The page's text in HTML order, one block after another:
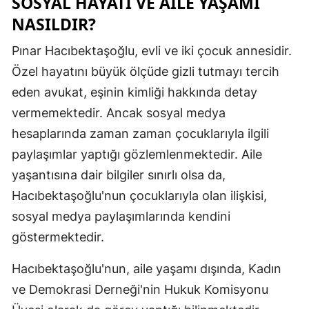
Manisa
Muğla
Muş
Nevşehir
Rize
Sakarya
NASILDIR?
Pınar Hacıbektaşoğlu, evli ve iki çocuk annesidir.
Özel hayatını büyük ölçüde gizli tutmayı tercih
eden avukat, eşinin kimliği hakkında detay
vermemektedir. Ancak sosyal medya
hesaplarında zaman zaman çocuklarıyla ilgili
paylaşımlar yaptığı gözlemlenmektedir. Aile
yaşantısına dair bilgiler sınırlı olsa da,
Hacıbektaşoğlu'nun çocuklarıyla olan ilişkisi,
sosyal medya paylaşımlarında kendini
göstermektedir.
Hacıbektaşoğlu'nun, aile yaşamı dışında, Kadın
ve Demokrasi Derneği'nin Hukuk Komisyonu